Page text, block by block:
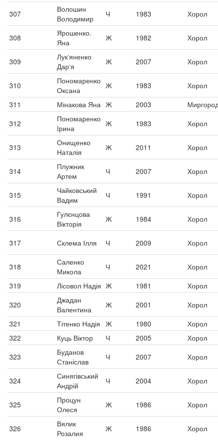
307
Волошин
Володимир
Ч 1983 Хорол
308
Ярошенко.
Яна
Ж 1982 Хорол
309
Лук‘яненко
Дар‘я
Ж 2007 Хорол
310
Пономаренко
Оксана
Ж 1983
Хорол
311
Мінакова Яна Ж 2003
312
Пономаренко
Ірина
Ж 1983 Хорол
313
Онищенко
Наталія
Ж 2011 Хорол
314
Плужник
Артем
Ч 2007 Хорол
315
Чайковський
Вадим
Ч 1991 Хорол
316
Гулєнцова
Вікторія
Ж 1984 Хорол
317 Склема Ілля Ч 2009 Хорол
318
Саленко
Микола
Ч 2021
Хорол
319
Лісовол Надія Ж 1981
Хорол
320
Джадан
Валентина
Ж 2001
Хорол
321
Тітенко Надія Ж 1980
Хорол
322
Куць Віктор Ч 2005
Хорол
323
Буданов
Станіслав
Ч 2007 Хорол
324
Синягівський
Андрій
Ч 2004 Хорол
325
Процун
Олеся
Ж 1986 Хорол
326
Вялик
Розалия
Ж 1986 Хорол